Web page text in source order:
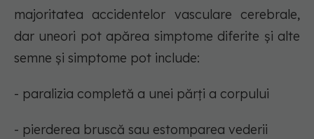
majoritatea accidentelor vasculare cerebrale,
dar uneori pot apărea simptome diferite și alte
semne și simptome pot include:
- paralizia completă a unei părți a corpului
- pierderea bruscă sau estomparea vederii